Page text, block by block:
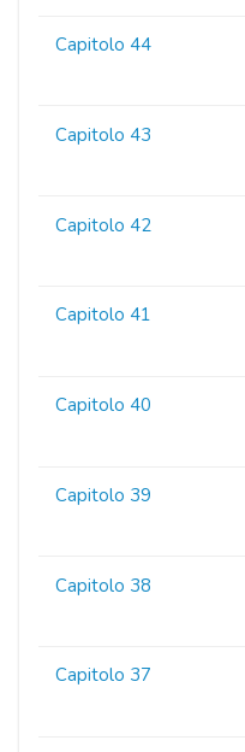
Capitolo 44
Capitolo 43
Capitolo 42
Capitolo 41
Capitolo 40
Capitolo 39
Capitolo 38
Capitolo 37